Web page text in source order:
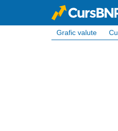
Grafic valute